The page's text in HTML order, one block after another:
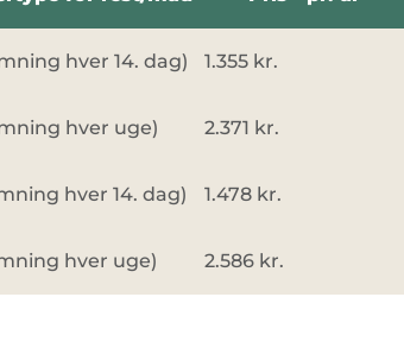
hver 14. dag) 1.355 kr.
hver uge) 2.371 kr.
hver 14. dag) 1.478 kr.
hver uge) 2.586 kr.